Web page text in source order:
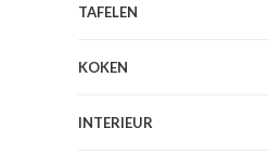
TAFELEN
KOKEN
INTERIEUR